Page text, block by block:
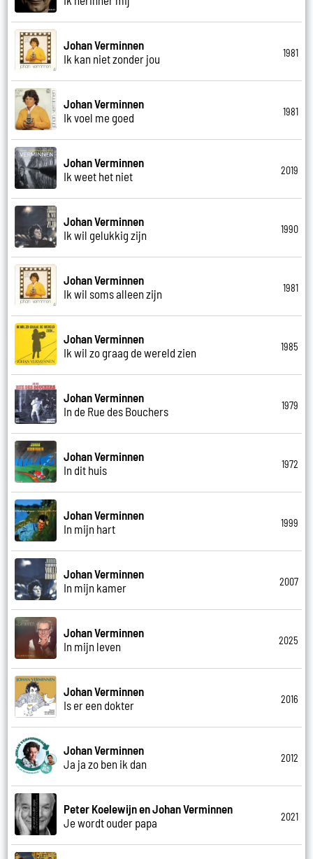
Johan Verminnen
Ik kan niet zonder jou
1981
Johan Verminnen
Ik voel me goed
1981
Johan Verminnen
Ik weet het niet
2019
Johan Verminnen
Ik wil gelukkig zijn
1990
Johan Verminnen
Ik wil soms alleen zijn
1981
Johan Verminnen
Ik wil zo graag de wereld zien
1985
Johan Verminnen
In de Rue des Bouchers
1979
Johan Verminnen
In dit huis
1972
Johan Verminnen
In mijn hart
1999
Johan Verminnen
In mijn kamer
2007
Johan Verminnen
In mijn leven
2025
Johan Verminnen
Is er een dokter
2016
Johan Verminnen
Ja ja zo ben ik dan
2012
Peter Koelewijn en Johan Verminnen
Je wordt ouder papa
2021